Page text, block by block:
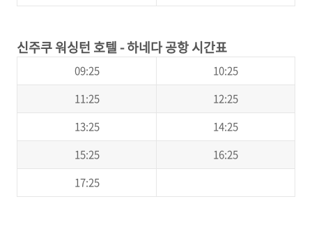
신주쿠 워싱턴 호텔 - 하네다 공항 시간표
09:25
10:25
11:25
12:25
13:25
14:25
15:25
16:25
17:25